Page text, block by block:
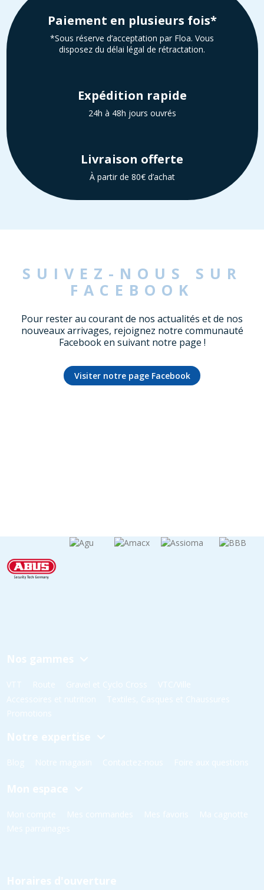
Paiement en plusieurs fois*
*Sous réserve d’acceptation par Floa. Vous
disposez du délai légal de rétractation.
Expédition rapide
24h à 48h jours ouvrés
Livraison offerte
À partir de 80€ d’achat
SUIVEZ-NOUS SUR
FACEBOOK
Pour rester au courant de nos actualités et de nos
nouveaux arrivages, rejoignez notre communauté
Facebook en suivant notre page !
Visiter notre page Facebook
Nos gammes
VTT Route Gravel et Cyclo Cross
VTC/Ville
Accessoires et nutrition
Textiles, Casques et Chaussures
Promotions
Notre expertise
Blog Notre magasin Contactez-nous Foire aux questions
Mon espace
Mon compte Mes commandes Mes favoris
Ma cagnotte
Mes parrainages
Horaires d'ouverture